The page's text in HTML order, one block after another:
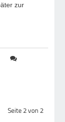
zur
Seite 2 von 2